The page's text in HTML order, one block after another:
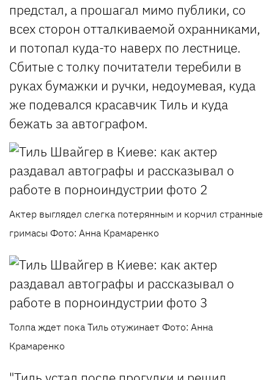
предстал, а прошагал мимо публики, со
всех сторон отталкиваемой охранниками,
и потопал куда-то наверх по лестнице.
Сбитые с толку почитатели теребили в
руках бумажки и ручки, недоумевая, куда
же подевался красавчик Тиль и куда
бежать за автографом.
Актер выглядел слегка потерянным и корчил странные
гримасы Фото: Анна Крамаренко
Толпа ждет пока Тиль отужинает Фото: Анна
Крамаренко